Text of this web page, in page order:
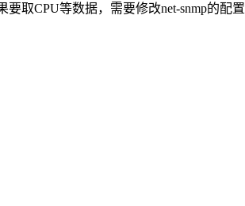
取CPU等数据，需要修改net-snmp的配置